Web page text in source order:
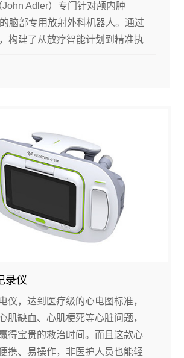
John Adler）专门针对颅内肿
脑部专用放射外科机器人。通过
构建了从放疗智能计划到精准执
录仪
仪，达到医疗级的心电图标准，
肌缺血、心肌梗死等心脏问题，
得宝贵的救治时间。而且这款心
携、易操作，非医护人员也能轻